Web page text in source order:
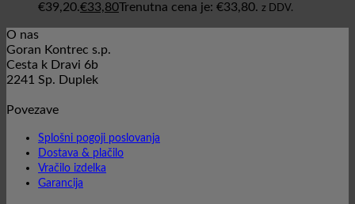
€39,20.€33,80Trenutna cena je: €33,80. z DDV.
O nas
Goran Kontrec s.p.
Cesta k Dravi 6b
2241 Sp. Duplek
Povezave
Splošni pogoji poslovanja
Dostava & plačilo
Vračilo izdelka
Garancija